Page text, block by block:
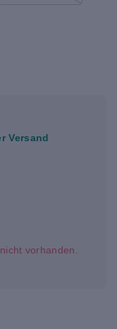
Versand
vorhanden.